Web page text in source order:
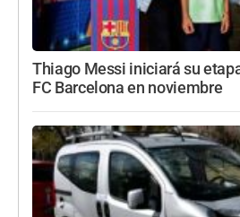
Thiago Messi iniciará su
FC Barcelona en noviembre